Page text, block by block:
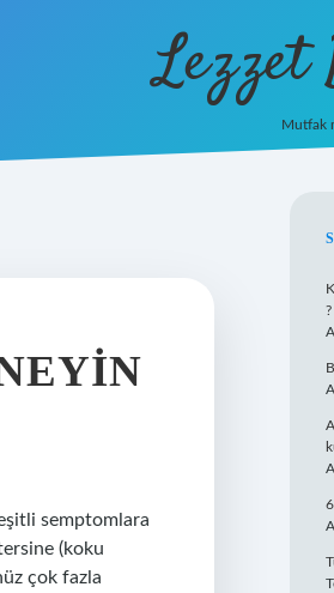
Lezzet
Mutfak
semptomlara
(koku
çok fazla
?